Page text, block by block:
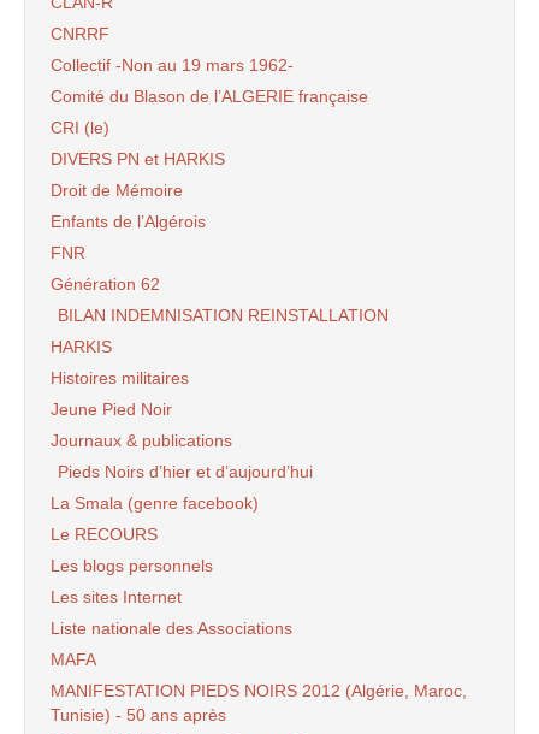
CNRRF
Collectif -Non au 19 mars 1962-
Comité du Blason de l’ALGERIE française
CRI (le)
DIVERS PN et HARKIS
Droit de Mémoire
Enfants de l’Algérois
FNR
Génération 62
BILAN INDEMNISATION REINSTALLATION
HARKIS
Histoires militaires
Jeune Pied Noir
Journaux & publications
Pieds Noirs d’hier et d’aujourd’hui
La Smala (genre facebook)
Le RECOURS
Les blogs personnels
Les sites Internet
Liste nationale des Associations
MAFA
MANIFESTATION PIEDS NOIRS 2012 (Algérie, Maroc,
Tunisie) - 50 ans après